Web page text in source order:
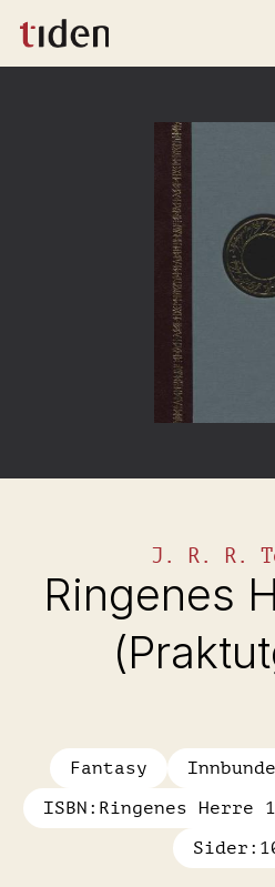
J. R. R.
Ringenes
Fantasy
ISBN: Ringenes Herre
Sider: